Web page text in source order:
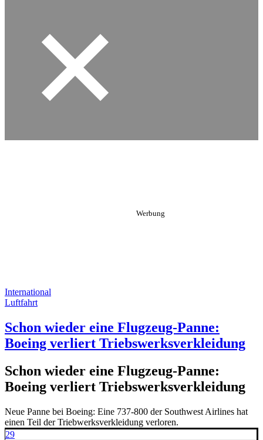
International
Luftfahrt
Schon wieder eine Flugzeug-Panne:
Boeing verliert Triebswerksverkleidung
Schon wieder eine Flugzeug-Panne:
Boeing verliert Triebswerksverkleidung
Neue Panne bei Boeing: Eine 737-800 der Southwest Airlines hat
einen Teil der Triebwerksverkleidung verloren.
29